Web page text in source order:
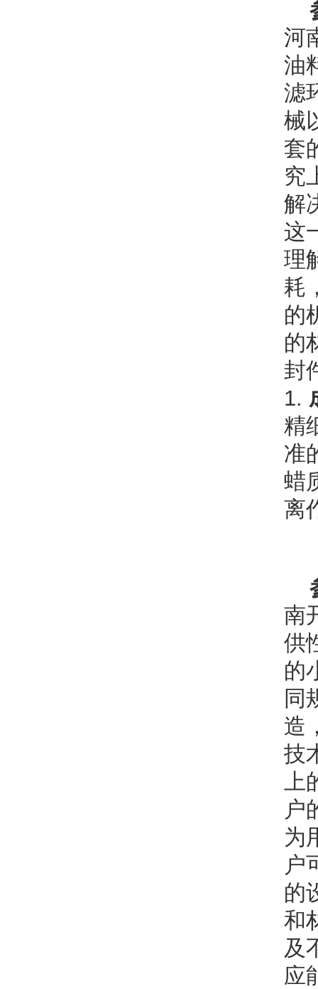
河
油
滤
械
套
究
解
这
理
耗
的
的
封
1.
精
准
蜡
离
南
供
的
同
造
技
上
户
为
户
的
和
及
应